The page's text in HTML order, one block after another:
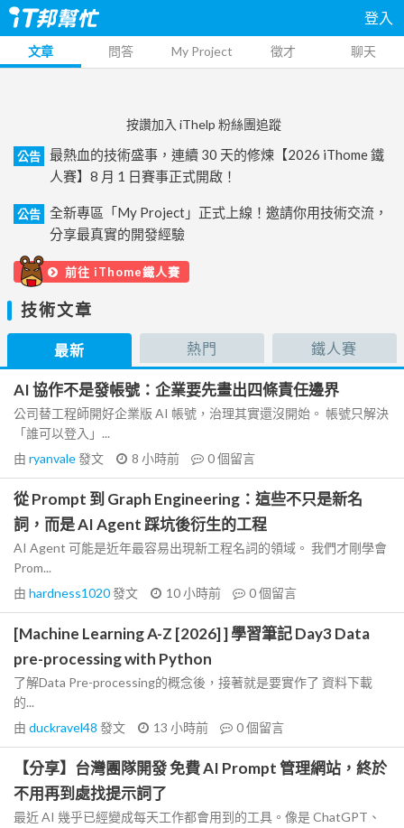
登入
文章 問答 My Project 徵才 聊天
按讚加入 iThelp 粉絲團追蹤
公告
最熱血的技術盛事，連續 30 天的修煉【2026 iThome 鐵
人賽】8 月 1 日賽事正式開啟！
公告
全新專區「My Project」正式上線！邀請你用技術交流，
分享最真實的開發經驗
前往 iThome鐵人賽
技術文章
最新 熱門 鐵人賽
AI 協作不是發帳號：企業要先畫出四條責任邊界
公司替工程師開好企業版 AI 帳號，治理其實還沒開始。 帳號只解決
「誰可以登入」...
由 ryanvale發文 8 小時前 0個留言
從 Prompt 到 Graph Engineering：這些不只是新名
詞，而是 AI Agent 踩坑後衍生的工程
AI Agent 可能是近年最容易出現新工程名詞的領域。 我們才剛學會
Prom...
由 hardness1020發文 10 小時前 0個留言
[Machine Learning A-Z [2026] ] 學習筆記 Day3 Data
pre-processing with Python
了解Data Pre-processing的概念後，接著就是要實作了 資料下載
的...
由 duckravel48 發文 13 小時前 0個留言
【分享】台灣團隊開發 免費 AI Prompt 管理網站，終於
不用再到處找提示詞了
最近 AI 幾乎已經變成每天工作都會用到的工具。像是 ChatGPT、